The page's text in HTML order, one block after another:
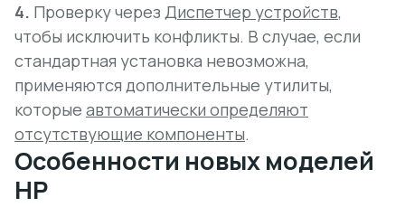
4. Проверку через Диспетчер устройств,
чтобы исключить конфликты. В случае, если
стандартная установка невозможна,
применяются дополнительные утилиты,
которые автоматически определяют
отсутствующие компоненты.
Особенности новых моделей
HP